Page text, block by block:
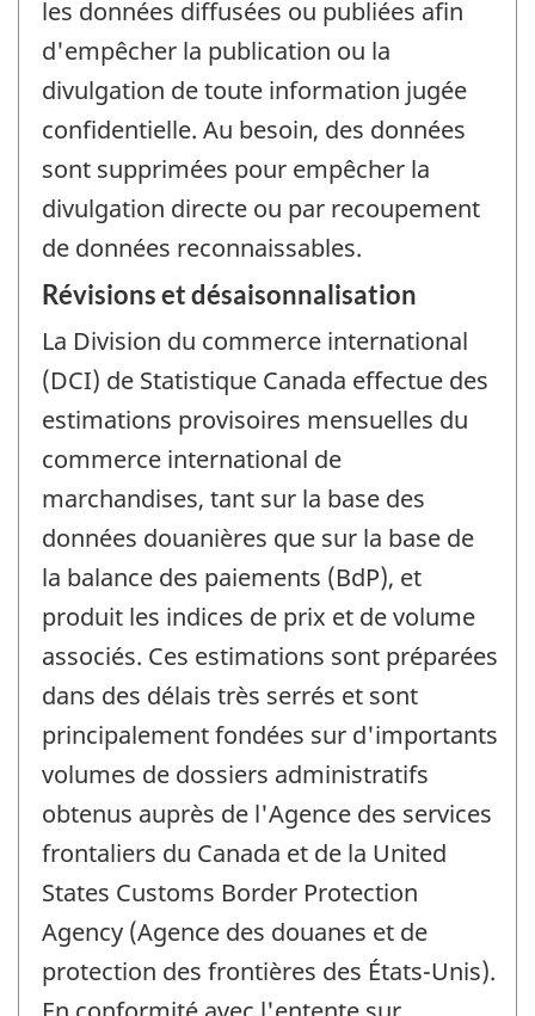
les données diffusées ou publiées afin
d'empêcher la publication ou la
divulgation de toute information jugée
confidentielle. Au besoin, des données
sont supprimées pour empêcher la
divulgation directe ou par recoupement
de données reconnaissables.
Révisions et désaisonnalisation
La Division du commerce international
(DCI) de Statistique Canada effectue des
estimations provisoires mensuelles du
commerce international de
marchandises, tant sur la base des
données douanières que sur la base de
la balance des paiements (BdP), et
produit les indices de prix et de volume
associés. Ces estimations sont préparées
dans des délais très serrés et sont
principalement fondées sur d'importants
volumes de dossiers administratifs
obtenus auprès de l'Agence des services
frontaliers du Canada et de la United
States Customs Border Protection
Agency (Agence des douanes et de
protection des frontières des États-Unis).